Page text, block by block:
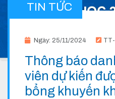
TIN TỨC
Ngày: 25/11/2024
Thông báo
viên dự kiến
bổng khuyến